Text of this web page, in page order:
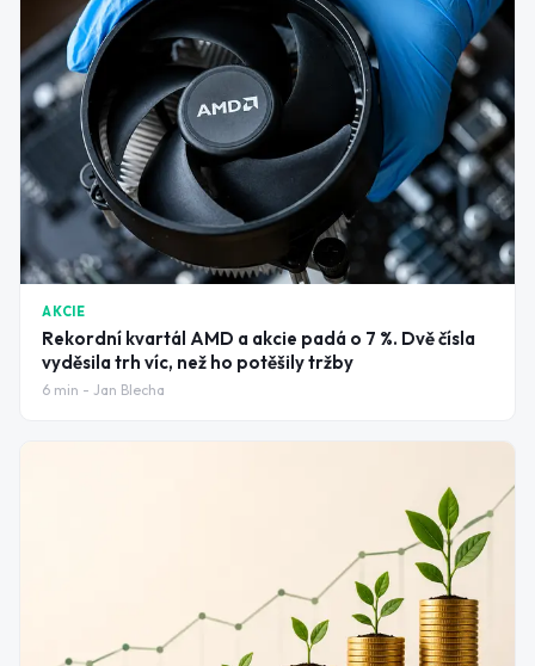
AKCIE
Rekordní kvartál AMD a akcie padá o 7 %. Dvě čísla
vyděsila trh víc, než ho potěšily tržby
6 min - Jan Blecha